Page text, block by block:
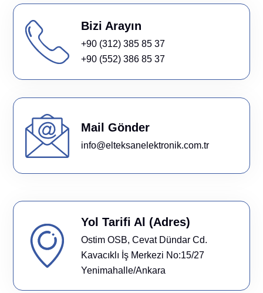
Bizi Arayın
+90 (312) 385 85 37
+90 (552) 386 85 37
Mail Gönder
info@elteksanelektronik.com.tr
Yol Tarifi Al (Adres)
Ostim OSB, Cevat Dündar Cd.
Kavacıklı İş Merkezi No:15/27
Yenimahalle/Ankara